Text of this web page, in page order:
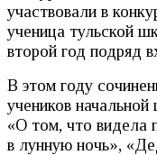
участвовали в
ученица тульской
второй год подряд
В этом году
учеников
«О том, что видела
в лунную ночь»,